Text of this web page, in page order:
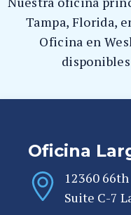
Tampa, Florida,
Oficina en
Oficina
12360
Suite C-7